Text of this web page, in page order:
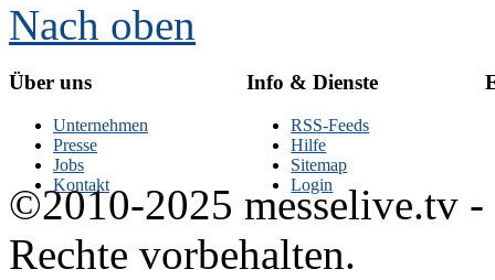
Nach oben
Über uns
Unternehmen
Presse
Jobs
Kontakt
Info & Dienste
RSS-Feeds
Hilfe
Sitemap
Login
©2010-2025 messelive.tv -
Rechte vorbehalten.